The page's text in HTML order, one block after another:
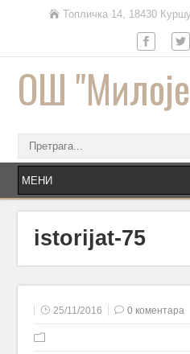
Топличка 14, 18430
ОШ
istorijat-75
25/11/2016 0 коментара